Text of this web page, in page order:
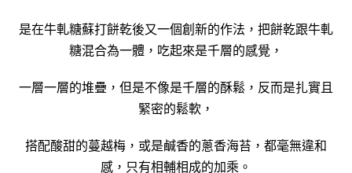
是在牛軋糖蘇打餅乾後又一個創新的作法，把餅乾跟牛軋
糖混合為一體，吃起來是千層的感覺，
一層一層的堆疊，但是不像是千層的酥鬆，反而是扎實且
緊密的鬆軟，
搭配酸甜的蔓越梅，或是鹹香的蔥香海苔，都毫無違和
感，只有相輔相成的加乘。